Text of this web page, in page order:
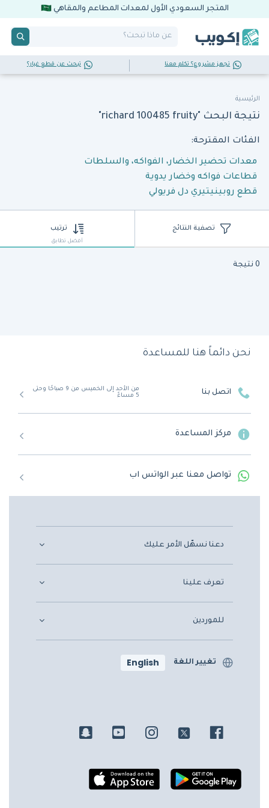
المتجر السعودي الأول لمعدات المطاعم والمقاهي
تجهز مشروع؟ تكلم معنا تبحث عن قطع غيار؟
الرئيسية
نتيجة البحث "richard 100485 fruity"
الفئات المقترحة:
معدات تحضير الخضار، الفواكه، والسلطات
قطاعات فواكه وخضار يدوية
قطع روبينيتيري دل فريولي
تصفية النتائج ترتيب
أفضل تطابق
0 نتيجة
نحن دائماً هنا للمساعدة
اتصل بنا
من الأحد إلى الخميس من 9 صباحًا وحتى
5 مساءً
مركز المساعدة
تواصل معنا عبر الواتس اب
دعنا نسهّل الأمر عليك
تعرف علينا
للموردين
تغيير اللغة English